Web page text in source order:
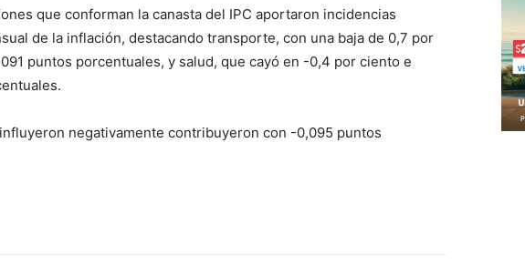
que conforman la canasta del IPC aportaron incidencias
de la inflación, destacando transporte, con una baja de 0,7 por
puntos porcentuales, y salud, que cayó en -0,4 por ciento e
negativamente contribuyeron con -0,095 puntos